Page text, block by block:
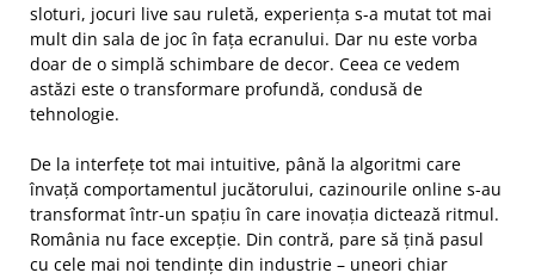
sloturi, jocuri live sau ruletă, experiența s-a mutat tot mai
mult din sala de joc în fața ecranului. Dar nu este vorba
doar de o simplă schimbare de decor. Ceea ce vedem
astăzi este o transformare profundă, condusă de
tehnologie.
De la interfețe tot mai intuitive, până la algoritmi care
învață comportamentul jucătorului, cazinourile online s-au
transformat într-un spațiu în care inovația dictează ritmul.
România nu face excepție. Din contră, pare să țină pasul
cu cele mai noi tendințe din industrie – uneori chiar